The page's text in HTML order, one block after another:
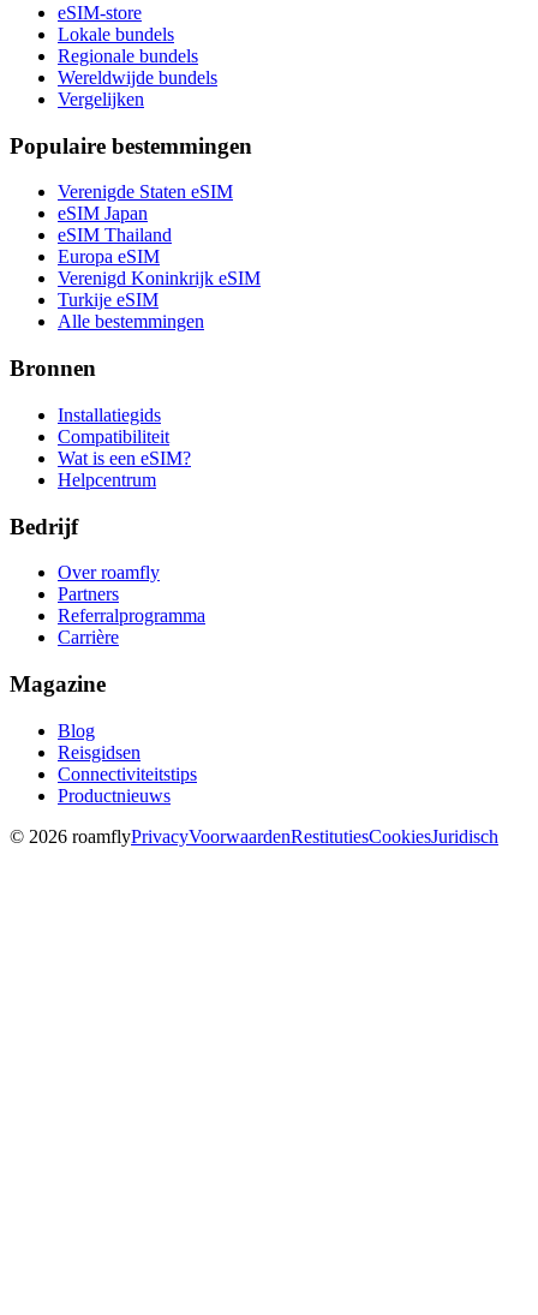
eSIM-store
Lokale bundels
Regionale bundels
Wereldwijde bundels
Vergelijken
Populaire bestemmingen
Verenigde Staten eSIM
eSIM Japan
eSIM Thailand
Europa eSIM
Verenigd Koninkrijk eSIM
Turkije eSIM
Alle bestemmingen
Bronnen
Installatiegids
Compatibiliteit
Wat is een eSIM?
Helpcentrum
Bedrijf
Over roamfly
Partners
Referralprogramma
Carrière
Magazine
Blog
Reisgidsen
Connectiviteitstips
Productnieuws
© 2026 roamflyPrivacyVoorwaardenRestitutiesCookiesJuridisch